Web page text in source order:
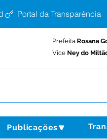
Portal da Transparência
Prefeita Rosana
Vice Ney do
Publicações🔽